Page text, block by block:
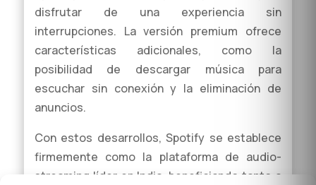
disfrutar de una experiencia sin
interrupciones. La versión premium ofrece
características adicionales, como la
posibilidad de descargar música para
escuchar sin conexión y la eliminación de
anuncios.
Con estos desarrollos, Spotify se establece
firmemente como la plataforma de audio-
streaming líder en India, beneficiando tanto a